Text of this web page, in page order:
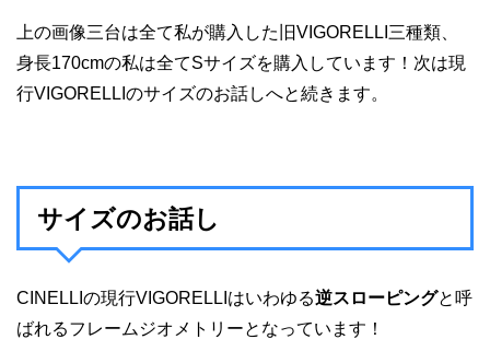
上の画像三台は全て私が購入した旧VIGORELLI三種類、
身長170cmの私は全てSサイズを購入しています！次は現
行VIGORELLIのサイズのお話しへと続きます。
サイズのお話し
CINELLIの現行VIGORELLIはいわゆる逆スローピングと呼
ばれるフレームジオメトリーとなっています！